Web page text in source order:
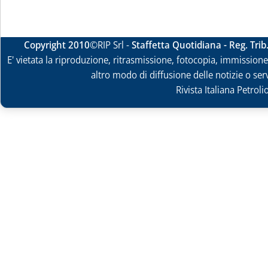
Copyright 2010©RIP Srl -Staffetta Quotidiana - Reg.
E' vietata la riproduzione, ritrasmissione, fotocopia,
altro modo di diffusione delle notizie o
Rivista Italiana